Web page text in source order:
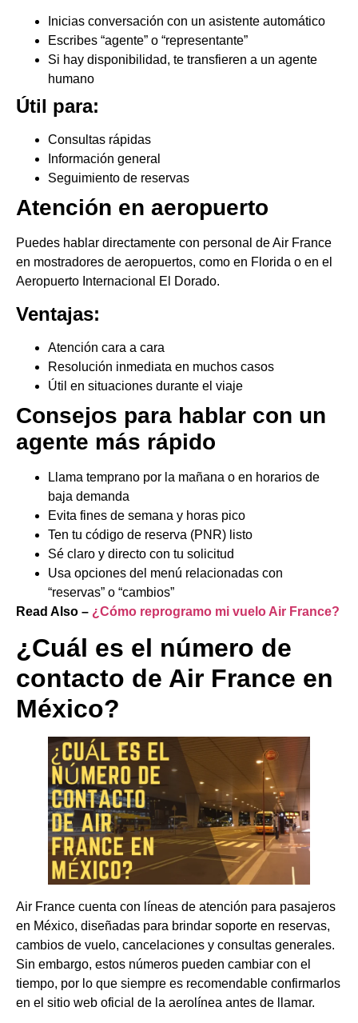
Inicias conversación con un asistente automático
Escribes “agente” o “representante”
Si hay disponibilidad, te transfieren a un agente
humano
Útil para:
Consultas rápidas
Información general
Seguimiento de reservas
Atención en aeropuerto
Puedes hablar directamente con personal de Air France
en mostradores de aeropuertos, como en Florida o en el
Aeropuerto Internacional El Dorado.
Ventajas:
Atención cara a cara
Resolución inmediata en muchos casos
Útil en situaciones durante el viaje
Consejos para hablar con un
agente más rápido
Llama temprano por la mañana o en horarios de
baja demanda
Evita fines de semana y horas pico
Ten tu código de reserva (PNR) listo
Sé claro y directo con tu solicitud
Usa opciones del menú relacionadas con
“reservas” o “cambios”
Read Also – ¿Cómo reprogramo mi vuelo Air France?
¿Cuál es el número de
contacto de Air France en
México?
Air France cuenta con líneas de atención para pasajeros
en México, diseñadas para brindar soporte en reservas,
cambios de vuelo, cancelaciones y consultas generales.
Sin embargo, estos números pueden cambiar con el
tiempo, por lo que siempre es recomendable confirmarlos
en el sitio web oficial de la aerolínea antes de llamar.